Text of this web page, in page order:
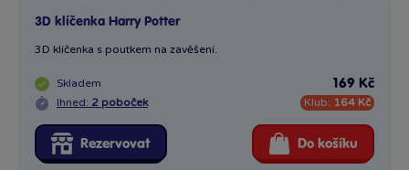
3D klíčenka Harry Potter
3D klíčenka s poutkem na zavěšení.
Skladem
Ihned: 2 poboček
169 Kč
Klub: 164 Kč
Rezervovat Do košíku